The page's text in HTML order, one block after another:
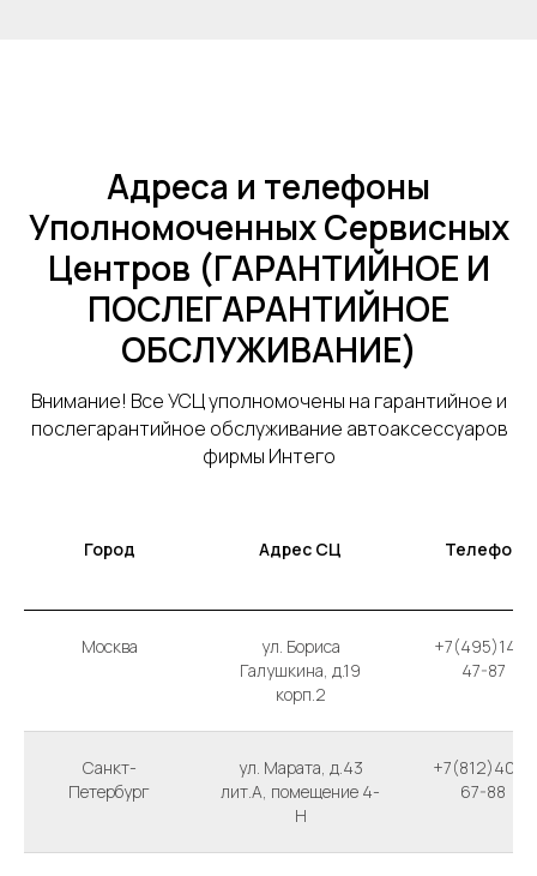
Адреса и телефоны
Уполномоченных Сервисных
Центров (ГАРАНТИЙНОЕ И
ПОСЛЕГАРАНТИЙНОЕ
ОБСЛУЖИВАНИЕ)
Внимание! Все УСЦ уполномочены на гарантийное и
послегарантийное обслуживание автоаксессуаров
фирмы Интего
Город Адрес СЦ Телефон
Москва
ул. Бориса
Галушкина, д.19
корп.2
+7(495)147-
47-87
Санкт-
Петербург
ул. Марата, д.43
лит.А, помещение 4-
H
+7(812)404-
67-88